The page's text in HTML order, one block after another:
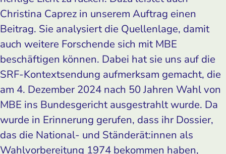
Christina Caprez in unserem Auftrag einen
Beitrag. Sie analysiert die Quellenlage, damit
auch weitere Forschende sich mit MBE
beschäftigen können. Dabei hat sie uns auf die
SRF-Kontextsendung aufmerksam gemacht, die
am 4. Dezember 2024 nach 50 Jahren Wahl von
MBE ins Bundesgericht ausgestrahlt wurde. Da
wurde in Erinnerung gerufen, dass ihr Dossier,
das die National- und Ständerät:innen als
Wahlvorbereitung 1974 bekommen haben,